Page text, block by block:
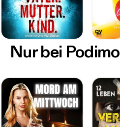
Nur bei Podimo